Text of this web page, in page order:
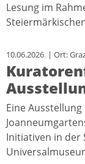
Lesung im
10.06.2026 | Ort:
Eine
Initiativen in der